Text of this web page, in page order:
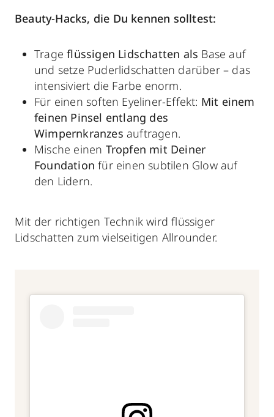
Beauty-Hacks, die Du kennen solltest:
Trageflüssigen Lidschatten als Base auf
und setze Puderlidschatten darüber – das
intensiviert die Farbe enorm.
Für einen soften Eyeliner-Effekt: Mit einem
feinen Pinsel entlang des
Wimpernkranzes auftragen.
Mische einen Tropfen mit Deiner
Foundation für einen subtilen Glow auf
den Lidern.
Mit der richtigen Technik wird flüssiger
Lidschatten zum vielseitigen Allrounder.